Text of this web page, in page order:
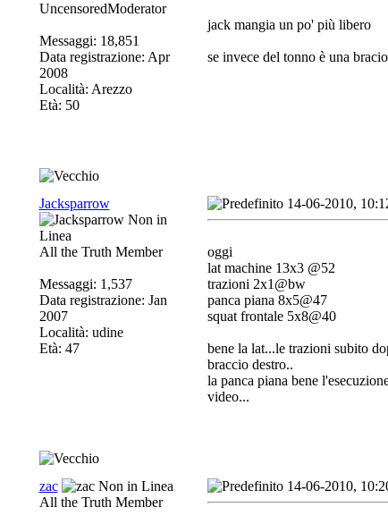
UncensoredModerator
Messaggi: 18,851
Data registrazione: Apr
2008
Località: Arezzo
Età: 50
jack mangia un po' più libero
se invece del tonno è una
Jacksparrow
All the Truth Member
Messaggi: 1,537
Data registrazione: Jan
2007
Località: udine
Età: 47
14-06-2010,
oggi
lat machine 13x3 @52
trazioni 2x1@bw
panca piana 8x5@47
squat frontale 5x8@40
bene la lat...le trazioni subito
braccio destro..
la panca piana bene
video...
zac
All the Truth Member
14-06-2010,